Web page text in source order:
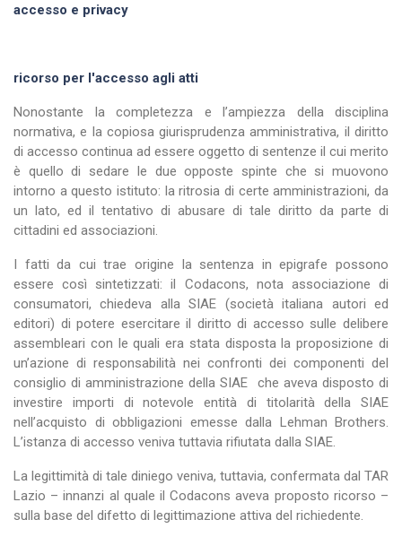
accesso e privacy
ricorso per l'accesso agli atti
Nonostante la completezza e l’ampiezza della disciplina
normativa, e la copiosa giurisprudenza amministrativa, il diritto
di accesso continua ad essere oggetto di sentenze il cui merito
è quello di sedare le due opposte spinte che si muovono
intorno a questo istituto: la ritrosia di certe amministrazioni, da
un lato, ed il tentativo di abusare di tale diritto da parte di
cittadini ed associazioni.
I fatti da cui trae origine la sentenza in epigrafe possono
essere così sintetizzati: il Codacons, nota associazione di
consumatori, chiedeva alla SIAE (società italiana autori ed
editori) di potere esercitare il diritto di accesso sulle delibere
assembleari con le quali era stata disposta la proposizione di
un’azione di responsabilità nei confronti dei componenti del
consiglio di amministrazione della SIAE che aveva disposto di
investire importi di notevole entità di titolarità della SIAE
nell’acquisto di obbligazioni emesse dalla Lehman Brothers.
L’istanza di accesso veniva tuttavia rifiutata dalla SIAE.
La legittimità di tale diniego veniva, tuttavia, confermata dal TAR
Lazio – innanzi al quale il Codacons aveva proposto ricorso –
sulla base del difetto di legittimazione attiva del richiedente.